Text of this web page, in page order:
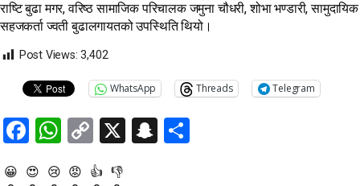
राष्टि बुढा मगर, वरिष्ठ सामाजिक परिचालक जमुना चौधरी, शोभा भण्डारी, सामुदायिक
सहजकर्ता ज्वती बुढालगायतको उपस्थिति थियो।
Post Views: 3,402
WhatsApp Threads Telegram
Facebook
WhatsApp
Copy
X Snapchat
😀
😍
😢 😡
👍 👎